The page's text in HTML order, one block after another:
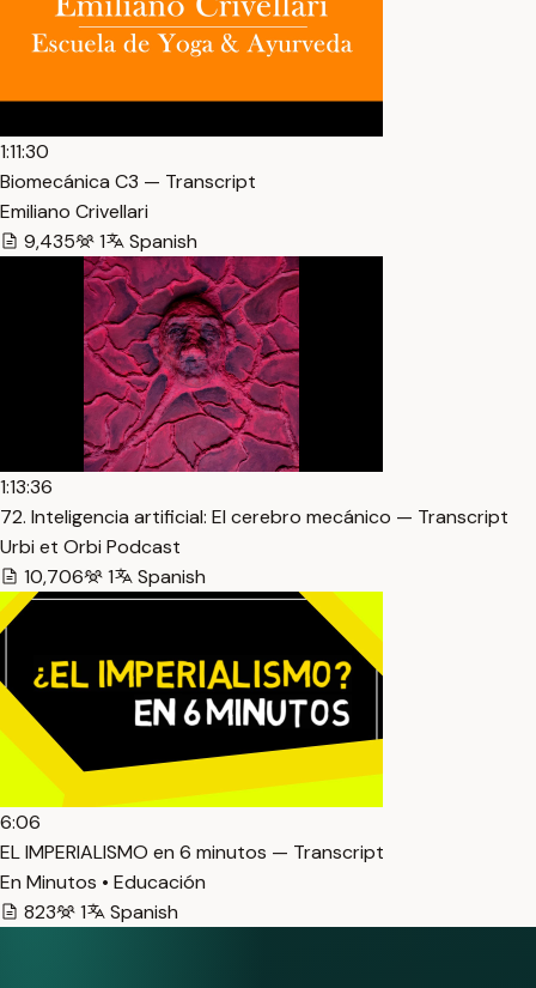
1:11:30
Biomecánica C3 — Transcript
Emiliano Crivellari
9,435
1 Spanish
1:13:36
72. Inteligencia artificial: El cerebro mecánico — Transcript
Urbi et Orbi Podcast
10,706
1 Spanish
6:06
EL IMPERIALISMO en 6 minutos — Transcript
En Minutos • Educación
823
1 Spanish